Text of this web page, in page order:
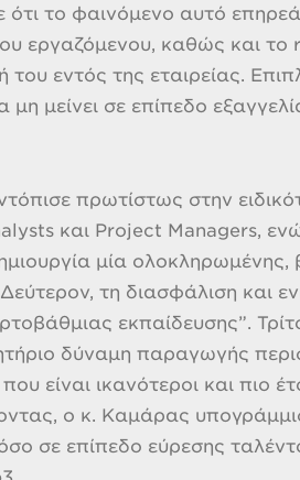
το φαινόμενο αυτό
εργαζόμενου, καθώς και το
εντός της εταιρείας.
μείνει σε επίπεδο
πρωτίστως στην
και Project Managers,
μία ολοκληρωμένης,
τη διασφάλιση και
εκπαίδευσης”.
δύναμη παραγωγής
είναι ικανότεροι και πιο
ο κ. Καμάρας
σε επίπεδο εύρεσης